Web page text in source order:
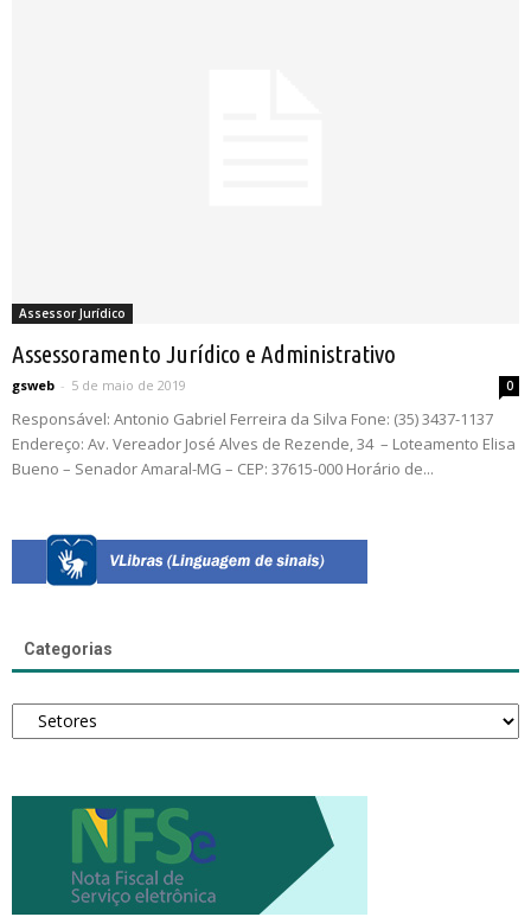
Assessor Jurídico
Assessoramento Jurídico e Administrativo
gsweb - 5 de maio de 2019 0
Responsável: Antonio Gabriel Ferreira da Silva Fone: (35) 3437-1137
Endereço: Av. Vereador José Alves de Rezende, 34 – Loteamento Elisa
Bueno – Senador Amaral-MG – CEP: 37615-000 Horário de...
Categorias
Categorias